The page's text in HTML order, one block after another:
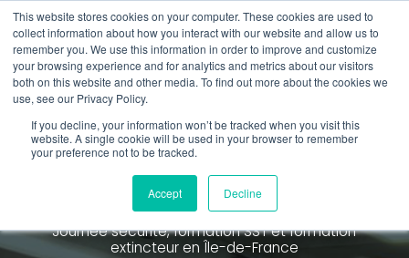
This website stores cookies on your computer. These cookies are used to
collect information about how you interact with our website and allow us to
remember you. We use this information in order to improve and customize
your browsing experience and for analytics and metrics about our visitors
both on this website and other media. To find out more about the cookies we
use, see our Privacy Policy.
If you decline, your information won’t be tracked when you visit this
website. A single cookie will be used in your browser to remember
your preference not to be tracked.
Accept Decline
Aller
au
contenu
principal
01 84 20 18 48
Rappel gratuit
Spécialiste de la formation SST et
de la Formation Incendie
à Paris La Défense depuis 2015
Journée sécurité, formation SST et formation
extincteuren Île-de-France